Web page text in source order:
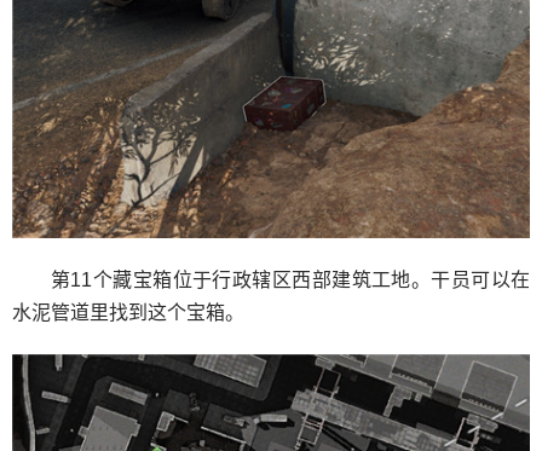
第11个藏宝箱位于行政辖区西部建筑工地。干员可以在
水泥管道里找到这个宝箱。